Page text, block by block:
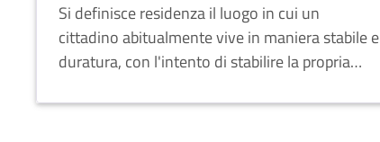
Si definisce residenza il luogo in cui un
cittadino abitualmente vive in maniera stabile e
duratura, con l'intento di stabilire la propria